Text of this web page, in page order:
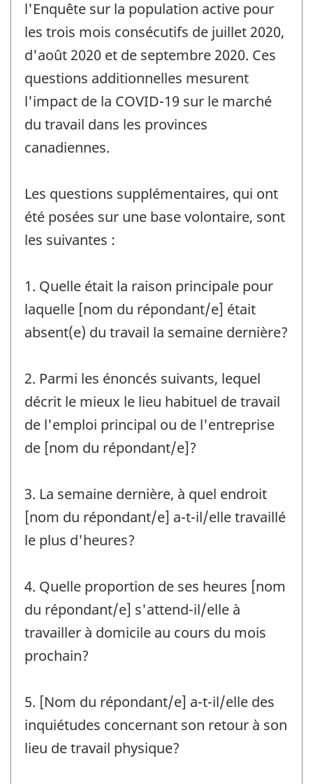
-l'Enquête sur la population active pour
les trois mois consécutifs de juillet 2020,
d'août 2020 et de septembre 2020. Ces
questions additionnelles mesurent
l'impact de la COVID-19 sur le marché
du travail dans les provinces
canadiennes.
Les questions supplémentaires, qui ont
été posées sur une base volontaire, sont
les suivantes :
1. Quelle était la raison principale pour
laquelle [nom du répondant/e] était
absent(e) du travail la semaine dernière?
2. Parmi les énoncés suivants, lequel
décrit le mieux le lieu habituel de travail
de l'emploi principal ou de l'entreprise
de [nom du répondant/e]?
3. La semaine dernière, à quel endroit
[nom du répondant/e] a-t-il/elle travaillé
le plus d'heures?
4. Quelle proportion de ses heures [nom
du répondant/e] s'attend-il/elle à
travailler à domicile au cours du mois
prochain?
5. [Nom du répondant/e] a-t-il/elle des
inquiétudes concernant son retour à son
lieu de travail physique?